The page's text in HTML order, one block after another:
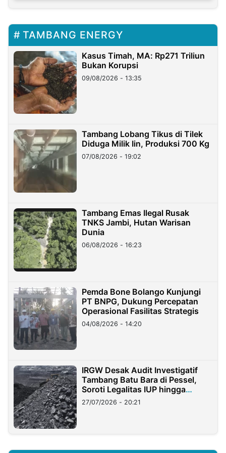
TAMBANG ENERGY
Kasus Timah, MA: Rp271 Triliun
Bukan Korupsi
09/08/2026 - 13:35
Tambang Lobang Tikus di Tilek
Diduga Milik Iin, Produksi 700 Kg
07/08/2026 - 19:02
Tambang Emas Ilegal Rusak
TNKS Jambi, Hutan Warisan
Dunia
06/08/2026 - 16:23
Pemda Bone Bolango Kunjungi
PT BNPG, Dukung Percepatan
Operasional Fasilitas Strategis
04/08/2026 - 14:20
IRGW Desak Audit Investigatif
Tambang Batu Bara di Pessel,
Soroti Legalitas IUP hingga
Stockpile
27/07/2026 - 20:21